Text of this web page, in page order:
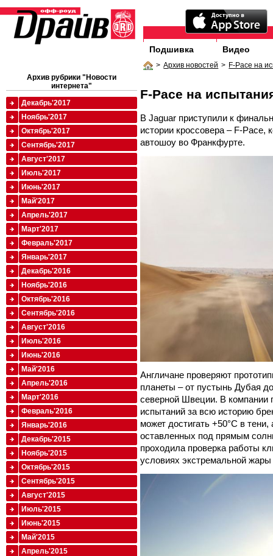
Подшивка Видео
> Архив новостей > F-Pace на
F-Pace на
В Jaguar приступили к
истории кроссовера – F-Pace,
автошоу во Франкфурте.
Англичане проверяют
планеты – от пустынь Дубая
северной Швеции. В компании
испытаний за всю историю
может достигать +50°C в
оставленных под прямым
проходила проверка работы
условиях экстремальной
Архив рубрики "Новости
интернета"
Декабрь'2017
Ноябрь'2017
Октябрь'2017
Сентябрь'2017
Август'2017
Июль'2017
Июнь'2017
Май'2017
Апрель'2017
Март'2017
Февраль'2017
Январь'2017
Декабрь'2016
Ноябрь'2016
Октябрь'2016
Сентябрь'2016
Август'2016
Июль'2016
Июнь'2016
Май'2016
Апрель'2016
Март'2016
Февраль'2016
Январь'2016
Декабрь'2015
Ноябрь'2015
Октябрь'2015
Сентябрь'2015
Август'2015
Июль'2015
Июнь'2015
Май'2015
Апрель'2015